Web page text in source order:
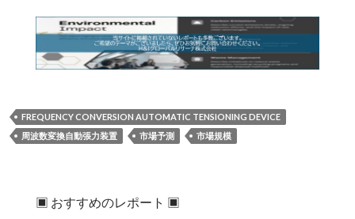
FREQUENCY CONVERSION AUTOMATIC TENSIONING DEVICE
周波数変換自動張力装置
市場予測 市場規模
▣ おすすめのレポート ▣